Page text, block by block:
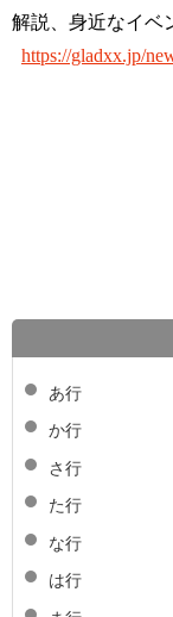
解説、身近なイベ
https://gladxx.jp/
あ行
か行
さ行
た行
な行
は行